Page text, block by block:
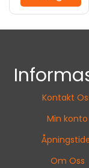
Kontakt
Min konto
Om Oss